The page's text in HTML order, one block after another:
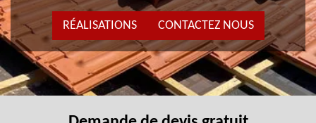
RÉALISATIONS CONTACTEZ NOUS